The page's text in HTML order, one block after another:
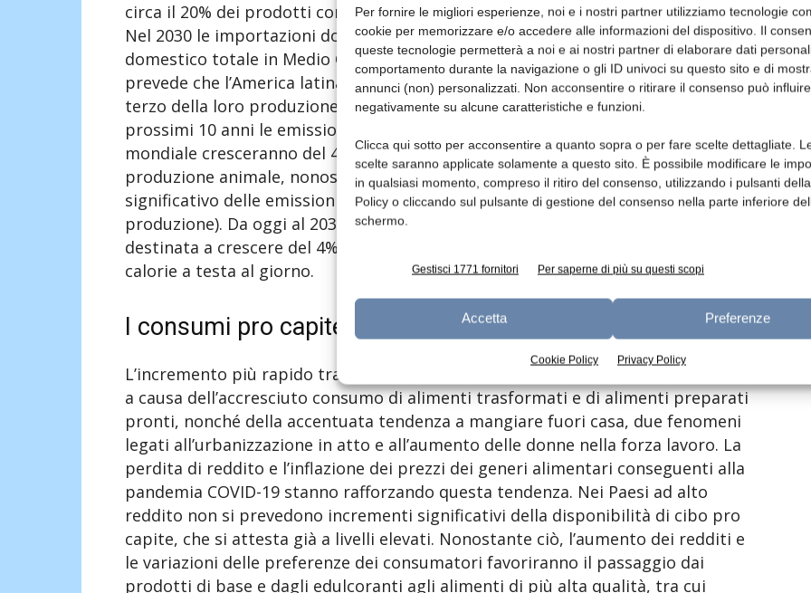
Per fornire le migliori esperienze, noi e i nostri partner utilizziamo tecnologie
cookie per memorizzare e/o accedere alle informazioni del dispositivo. Il
queste tecnologie permetterà a noi e ai nostri partner di elaborare dati
comportamento durante la navigazione o gli ID univoci su questo sito e di
annunci (non) personalizzati. Non acconsentire o ritirare il consenso può influire
negativamente su alcune caratteristiche e funzioni.
Clicca qui sotto per acconsentire a quanto sopra o per fare scelte dettagliate.
scelte saranno applicate solamente a questo sito. È possibile modificare le
in qualsiasi momento, compreso il ritiro del consenso, utilizzando i pulsanti
Policy o cliccando sul pulsante di gestione del consenso nella parte inferiore
schermo.
Gestisci 1771 fornitori Per saperne di più su questi scopi
Accetta Preferenze
Cookie Policy Privacy Policy
circa il 20% dei prodotti consumati a livello nazionale è frutto di importazione.
Nel 2030 le importazioni dovrebbero rappresentare il 64% del consumo
domestico totale in Medio Oriente e nell’Africa settentrionale, mentre si
prevede che l’America latina e la regione dei Caraibi esporteranno più di un
terzo della loro produzione agricola complessiva. Secondo le previsioni, nei
prossimi 10 anni le emissioni di gas a effetto serra dal settore agricolo a livello
mondiale cresceranno del 4%, perlopiù in conseguenza dell’espansione della
produzione animale, nonostante si attenda nello stesso periodo un calo
significativo delle emissioni per unità di emissione (intensità di carbonio della
produzione). Da oggi al 2030 la disponibilità aggregata di prodotti alimentari è
destinata a crescere del 4% a livello globale, fino a raggiungere poco più di 3000
calorie a testa al giorno.
I consumi pro capite
L’incremento più rapido tra i principali gruppi alimentari è previsto per i grassi,
a causa dell’accresciuto consumo di alimenti trasformati e di alimenti preparati
pronti, nonché della accentuata tendenza a mangiare fuori casa, due fenomeni
legati all’urbanizzazione in atto e all’aumento delle donne nella forza lavoro. La
perdita di reddito e l’inflazione dei prezzi dei generi alimentari conseguenti alla
pandemia COVID-19 stanno rafforzando questa tendenza. Nei Paesi ad alto
reddito non si prevedono incrementi significativi della disponibilità di cibo pro
capite, che si attesta già a livelli elevati. Nonostante ciò, l’aumento dei redditi e
le variazioni delle preferenze dei consumatori favoriranno il passaggio dai
prodotti di base e dagli edulcoranti agli alimenti di più alta qualità, tra cui